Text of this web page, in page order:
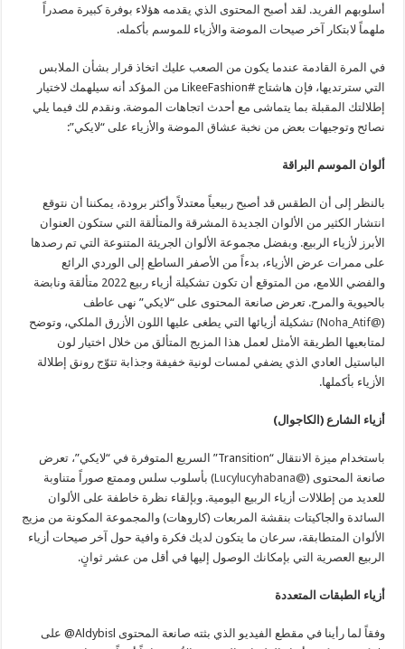
أسلوبهم الفريد. لقد أصبح المحتوى الذي يقدمه هؤلاء بوفرة كبيرة مصدراً
ملهماً لابتكار آخر صيحات الموضة والأزياء للموسم بأكمله.
في المرة القادمة عندما يكون من الصعب عليك اتخاذ قرار بشأن الملابس
التي سترتديها، فإن هاشتاج #LikeeFashion من المؤكد أنه سيلهمك لاختيار
إطلالتك المقبلة بما يتماشى مع أحدث اتجاهات الموضة. ونقدم لك فيما يلي
نصائح وتوجيهات بعض من نخبة عشاق الموضة والأزياء على “لايكي”:
ألوان الموسم البراقة
بالنظر إلى أن الطقس قد أصبح ربيعياً معتدلاً وأكثر برودة، يمكننا أن نتوقع
انتشار الكثير من الألوان الجديدة المشرقة والمتألقة التي ستكون العنوان
الأبرز لأزياء الربيع. وبفضل مجموعة الألوان الجريئة المتنوعة التي تم رصدها
على ممرات عرض الأزياء، بدءاً من الأصفر الساطع إلى الوردي الرائع
والفضي اللامع، من المتوقع أن تكون تشكيلة أزياء ربيع 2022 متألقة ونابضة
بالحيوية والمرح. تعرض صانعة المحتوى على “لايكي” نهى عاطف
(
@Noha_Atif
)تشكيلة أزيائها التي يطغى عليها اللون الأزرق الملكي، وتوضح
لمتابعيها الطريقة الأمثل لعمل هذا المزيج المتألق من خلال اختيار لون
الباستيل العادي الذي يضفي لمسات لونية خفيفة وجذابة تتوّج رونق إطلالة
الأزياء بأكملها.
أزياء الشارع (الكاجوال)
باستخدام ميزة الانتقال “Transition” السريع المتوفرة في “لايكي”، تعرض
صانعة المحتوى (@Lucylucyhabana
)بأسلوب سلس وممتع صوراً متناوبة
للعديد من إطلالات أزياء الربيع اليومية. وبإلقاء نظرة خاطفة على الألوان
السائدة والجاكيتات بنقشة المربعات (كاروهات) والمجموعة المكونة من مزيج
الألوان المتطابقة، سرعان ما يتكون لديك فكرة وافية حول آخر صيحات أزياء
الربيع العصرية التي بإمكانك الوصول إليها في أقل من عشر ثوانٍ.
أزياء الطبقات المتعددة
وفقاً لما رأينا في مقطع الفيديو الذي بثته صانعة المحتوى Aldybisl@ على